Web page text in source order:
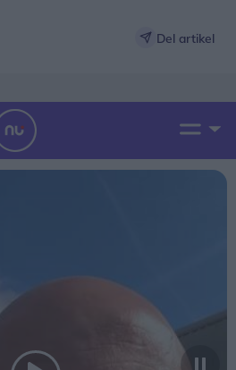
Del artikel